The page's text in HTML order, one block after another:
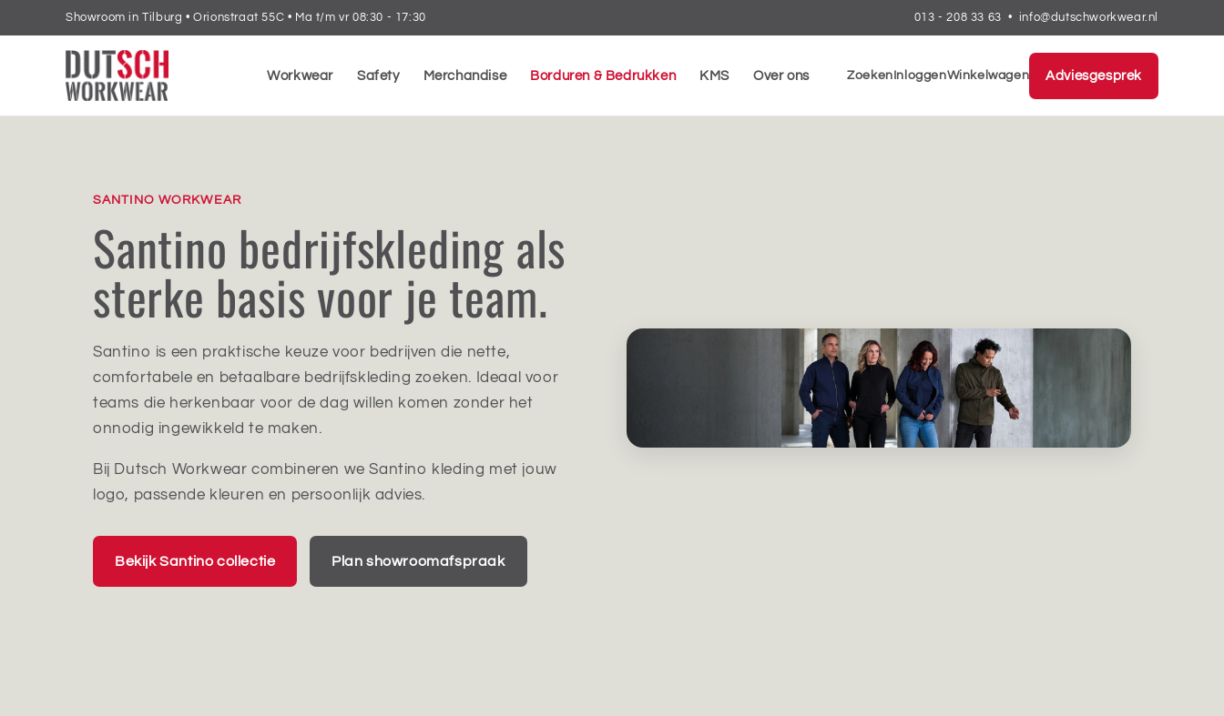
directamente
al contenido
Showroom in Tilburg • Orionstraat 55C • Ma t/m vr 08:30 - 17:30 013 - 208 33 63 • info@dutschworkwear.nl
Workwear Safety Merchandise Borduren & Bedrukken KMS Over ons ZoekenInloggenWinkelwagen Adviesgesprek
SANTINO WORKWEAR
Santino bedrijfskleding als
sterke basis voor je team.
Santino is een praktische keuze voor bedrijven die nette,
comfortabele en betaalbare bedrijfskleding zoeken. Ideaal voor
teams die herkenbaar voor de dag willen komen zonder het
onnodig ingewikkeld te maken.
Bij Dutsch Workwear combineren we Santino kleding met jouw
logo, passende kleuren en persoonlijk advies.
Bekijk Santino collectie Plan showroomafspraak